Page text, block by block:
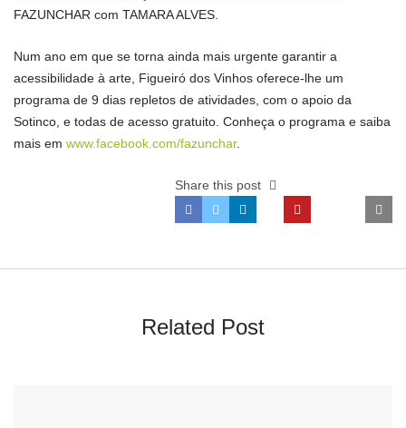
FAZUNCHAR com TAMARA ALVES.
Num ano em que se torna ainda mais urgente garantir a
acessibilidade à arte, Figueiró dos Vinhos oferece-lhe um
programa de 9 dias repletos de atividades, com o apoio da
Sotinco, e todas de acesso gratuito. Conheça o programa e saiba
mais em www.facebook.com/fazunchar.
Share this post
Related Post